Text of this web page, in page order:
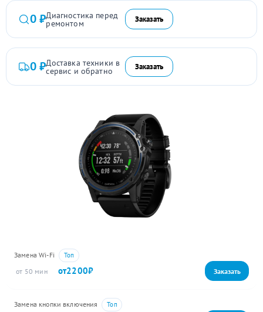
0 ₽Диагностика перед
ремонтом Заказать
0 ₽Доставка техники в
сервис и обратно Заказать
Замена Wi-Fi
50
2200
Замена кнопки включения